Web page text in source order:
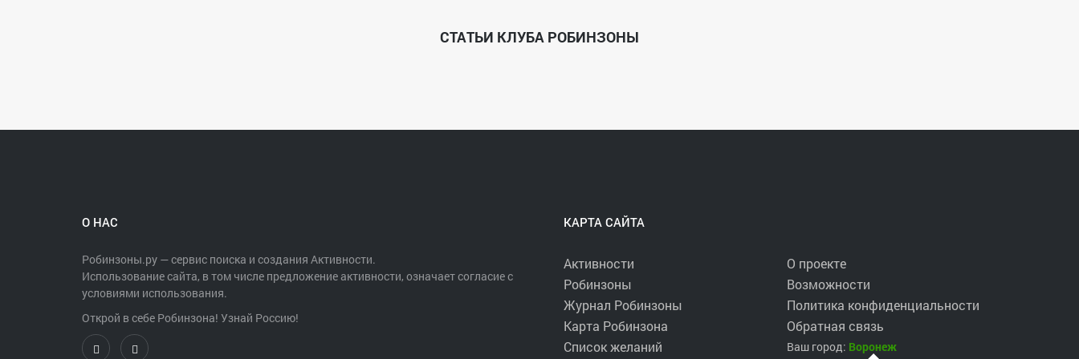
- Одежду по погоде, удобную обувь, фотоаппараты (там будет, что пофотографировать).
СТАТЬИ КЛУБА РОБИНЗОНЫ
О НАС
Робинзоны.ру — сервис поиска и создания Активности.
Использование сайта, в том числе предложение активности, означает согласие с
условиями использования.
Открой в себе Робинзона! Узнай Россию!
КАРТА САЙТА
Активности
Робинзоны
Журнал Робинзоны
Карта Робинзона
Список желаний
О проекте
Возможности
Политика конфиденциальности
Обратная связь
Ваш город: Воронеж